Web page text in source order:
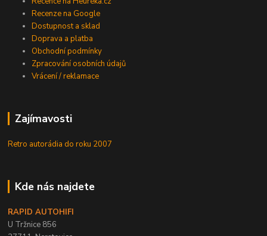
Recenze na Google
Dostupnost a sklad
Doprava a platba
Obchodní podmínky
Zpracování osobních údajů
Vrácení / reklamace
Zajímavosti
Retro autorádia do roku 2007
Kde nás najdete
RAPID AUTOHIFI
U Tržnice 856